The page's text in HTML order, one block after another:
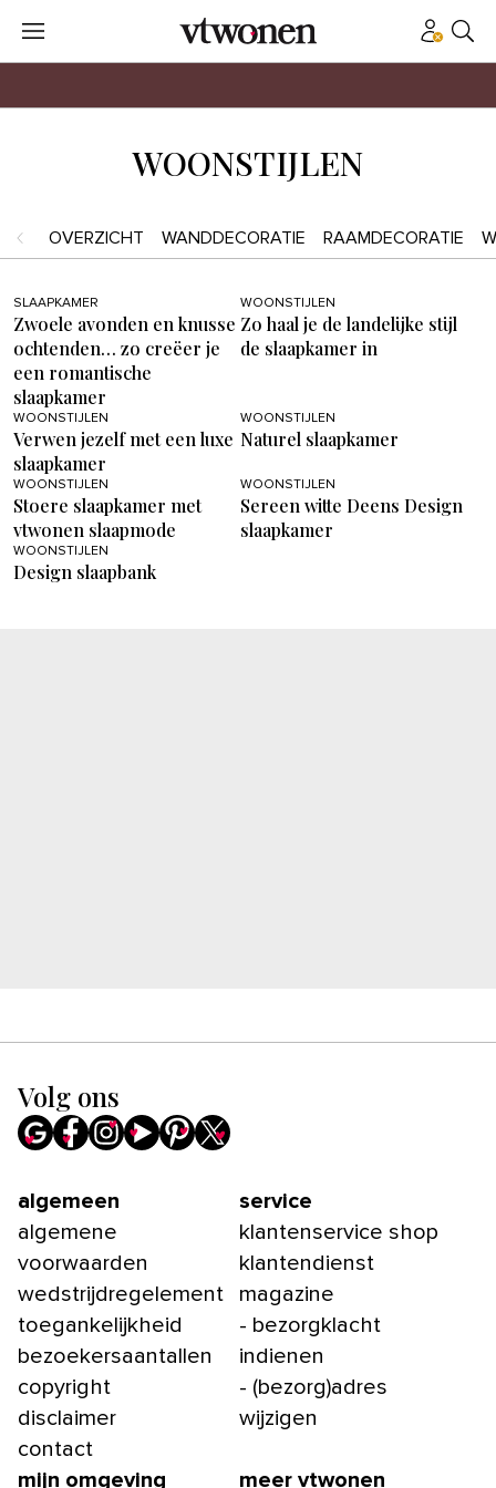
WOONSTIJLEN
OVERZICHT WANDDECORATIE RAAMDECORATIE
SLAAPKAMER
Zwoele avonden en knusse
ochtenden… zo creëer je
een romantische
slaapkamer
WOONSTIJLEN
Zo haal je de landelijke stijl
de slaapkamer in
WOONSTIJLEN
Verwen jezelf met een luxe
slaapkamer
WOONSTIJLEN
Naturel slaapkamer
WOONSTIJLEN
Stoere slaapkamer met
vtwonen slaapmode
WOONSTIJLEN
Sereen witte Deens Design
slaapkamer
WOONSTIJLEN
Design slaapbank
Volg ons
algemeen
algemene
voorwaarden
wedstrijdregelement
toegankelijkheid
bezoekersaantallen
copyright
disclaimer
contact
service
klantenservice shop
klantendienst
magazine
- bezorgklacht
indienen
- (bezorg)adres
wijzigen
mijn omgeving meer vtwonen